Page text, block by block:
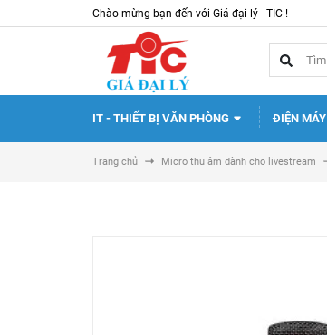
Chào mừng bạn đến với Giá đại lý - TIC !
IT - THIẾT BỊ VĂN PHÒNG ĐIỆN MÁY
Trang chủ Micro thu âm dành cho livestream